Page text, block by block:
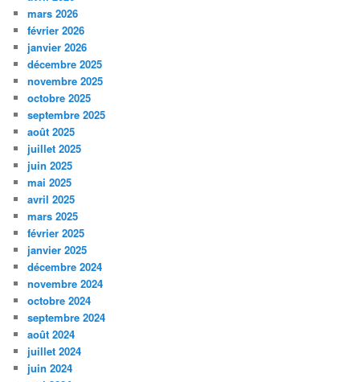
mars 2026
février 2026
janvier 2026
décembre 2025
novembre 2025
octobre 2025
septembre 2025
août 2025
juillet 2025
juin 2025
mai 2025
avril 2025
mars 2025
février 2025
janvier 2025
décembre 2024
novembre 2024
octobre 2024
septembre 2024
août 2024
juillet 2024
juin 2024